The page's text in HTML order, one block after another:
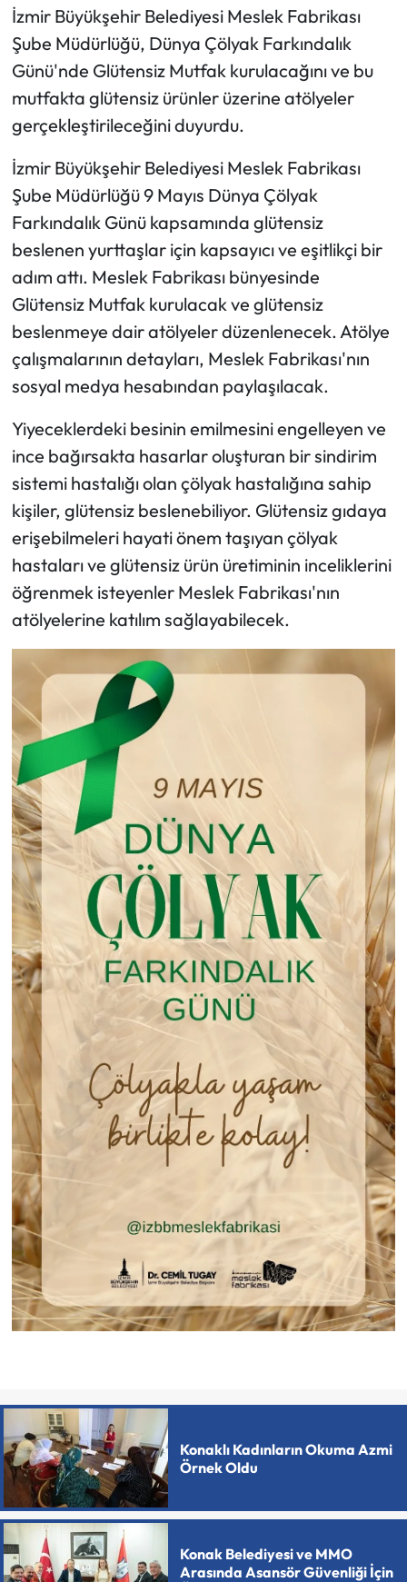
İzmir Büyükşehir Belediyesi Meslek Fabrikası
Şube Müdürlüğü, Dünya Çölyak Farkındalık
Günü'nde Glütensiz Mutfak kurulacağını ve bu
mutfakta glütensiz ürünler üzerine atölyeler
gerçekleştirileceğini duyurdu.
İzmir Büyükşehir Belediyesi Meslek Fabrikası
Şube Müdürlüğü 9 Mayıs Dünya Çölyak
Farkındalık Günü kapsamında glütensiz
beslenen yurttaşlar için kapsayıcı ve eşitlikçi bir
adım attı. Meslek Fabrikası bünyesinde
Glütensiz Mutfak kurulacak ve glütensiz
beslenmeye dair atölyeler düzenlenecek. Atölye
çalışmalarının detayları, Meslek Fabrikası'nın
sosyal medya hesabından paylaşılacak.
Yiyeceklerdeki besinin emilmesini engelleyen ve
ince bağırsakta hasarlar oluşturan bir sindirim
sistemi hastalığı olan çölyak hastalığına sahip
kişiler, glütensiz beslenebiliyor. Glütensiz gıdaya
erişebilmeleri hayati önem taşıyan çölyak
hastaları ve glütensiz ürün üretiminin inceliklerini
öğrenmek isteyenler Meslek Fabrikası'nın
atölyelerine katılım sağlayabilecek.
Konaklı Kadınların Okuma Azmi
Örnek Oldu
Konak Belediyesi ve MMO
Arasında Asansör Güvenliği İçin